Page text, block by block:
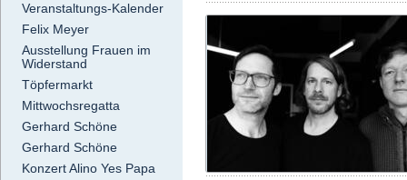
Veranstaltungs-Kalender
Felix Meyer
Ausstellung Frauen im
Widerstand
Töpfermarkt
Mittwochsregatta
Gerhard Schöne
Gerhard Schöne
Konzert Alino Yes Papa